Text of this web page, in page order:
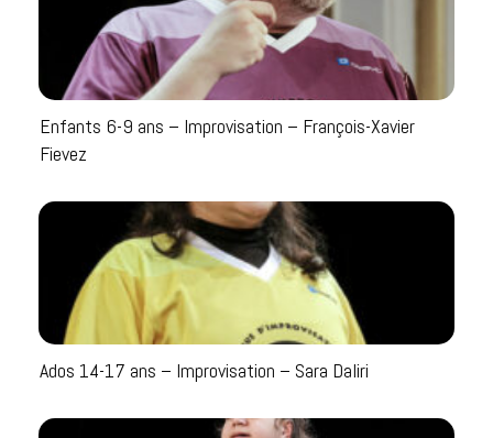
Enfants 6-9 ans – Improvisation – François-Xavier
Fievez
Ados 14-17 ans – Improvisation – Sara Daliri